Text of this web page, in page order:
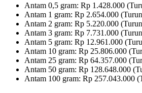
Antam 0,5 gram: Rp 1.428.000
Antam 1 gram: Rp 2.654.000
Antam 2 gram: Rp 5.220.000
Antam 3 gram: Rp 7.731.000
Antam 5 gram: Rp 12.961.000
Antam 10 gram: Rp 25.806.000
Antam 25 gram: Rp 64.357.000
Antam 50 gram: Rp 128.648.000
Antam 100 gram: Rp 257.043.000